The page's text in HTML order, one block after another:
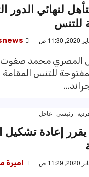
لنهائي الدور
للتنس
المصري محمد صفوت
للتنس
رئيسى عاجل
إعادة تشكيل
اميرة